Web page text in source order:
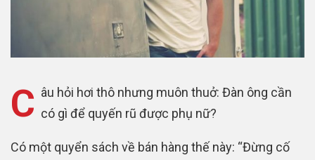
C âu hỏi hơi thô nhưng muôn thuở: Đàn ông cần
có gì để quyến rũ được phụ nữ?
Có một quyển sách về bán hàng thế này: “Đừng cố